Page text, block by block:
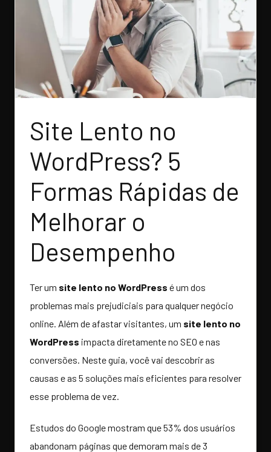
Site Lento no
WordPress? 5
Formas Rápidas de
Melhorar o
Desempenho
Ter um site lento no WordPress é um dos
problemas mais prejudiciais para qualquer negócio
online. Além de afastar visitantes, um site lento no
WordPress impacta diretamente no SEO e nas
conversões. Neste guia, você vai descobrir as
causas e as 5 soluções mais eficientes para resolver
esse problema de vez.
Estudos do Google mostram que 53% dos usuários
abandonam páginas que demoram mais de 3